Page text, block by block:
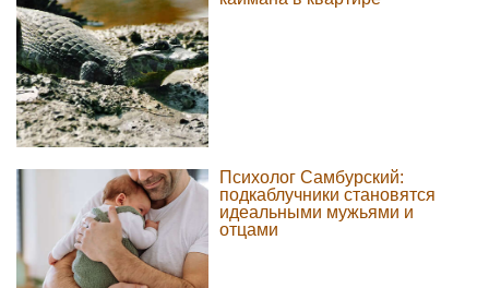
Психолог Самбурский:
подкаблучники становятся
идеальными мужьями и
отцами